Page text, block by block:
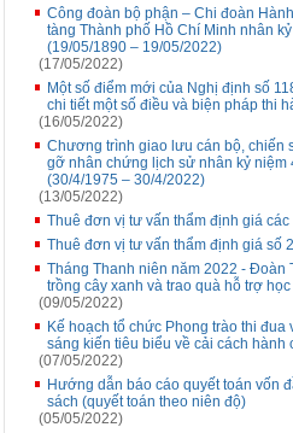
Công đoàn bộ phận – Chi đoàn
tàng Thành phố Hồ Chí Minh nhân
(19/05/1890 – 19/05/2022)
(17/05/2022)
Một số điểm mới của Nghị định số
chi tiết một số điều và biện pháp thi
(16/05/2022)
Chương trình giao lưu cán bộ, chiến
gỡ nhân chứng lịch sử nhân kỷ niệm
(30/4/1975 – 30/4/2022)
(13/05/2022)
Thuê đơn vị tư vấn thẩm định giá
Thuê đơn vị tư vấn thẩm định giá số
Tháng Thanh niên năm 2022 - Đoàn
trồng cây xanh và trao quà hỗ trợ
(09/05/2022)
Kế hoạch tổ chức Phong trào thi
sáng kiến tiêu biểu về cải cách
(07/05/2022)
Hướng dẫn báo cáo quyết toán vốn
sách (quyết toán theo niên độ)
(05/05/2022)